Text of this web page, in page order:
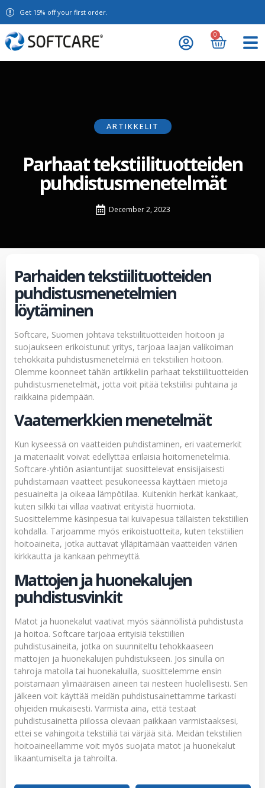
Get 15% off your first order.
0
ARTIKKELIT
Parhaat tekstiilituotteiden
puhdistusmenetelmät
December 2, 2023
Parhaiden tekstiilituotteiden
puhdistusmenetelmien
löytäminen
Softcare, Suomen johtava tekstiilituotteiden hoitoon ja
suojaukseen erikoistunut yritys, tarjoaa laajan valikoiman
tehokkaita puhdistusmenetelmiä eri tekstiilien hoitoon.
Olemme koonneet tähän artikkeliin parhaat tekstiilituotteiden
puhdistusmenetelmät, jotta voit pitää tekstiilisi puhtaina ja
raikkaina pidempään.
Vaatemerkkien menetelmät
Kun kyseessä on vaatteiden puhdistaminen, eri vaatemerkit
ja materiaalit voivat edellyttää erilaisia hoitomenetelmiä.
Softcare-yhtiön asiantuntijat suosittelevat ensisijaisesti
puhdistamaan vaatteet pesukoneessa käyttäen mietoja
pesuaineita ja oikeaa lämpötilaa. Kuitenkin herkät kankaat,
kuten silkki tai villaa vaativat erityistä huomiota.
Suosittelemme käsinpesua tai kuivapesua tällaisten tekstiilien
kohdalla. Tarjoamme myös erikoistuotteita, kuten tekstiilien
hoitoaineita, jotka auttavat ylläpitämään vaatteiden värien
kirkkautta ja kankaan pehmeyttä.
Mattojen ja huonekalujen
puhdistusvinkit
Matot ja huonekalut vaativat myös säännöllistä puhdistusta
ja hoitoa. Softcare tarjoaa erityisiä tekstiilien
puhdistusaineita, jotka on suunniteltu tehokkaaseen
mattojen ja huonekalujen puhdistukseen. Jos sinulla on
tahroja matolla tai huonekaluilla, suosittelemme ensin
poistamaan ylimääräisen aineen tai nesteen huolellisesti. Sen
jälkeen voit käyttää meidän puhdistusainettamme tarkasti
ohjeiden mukaisesti. Varmista aina, että testaat
puhdistusainetta piilossa olevaan paikkaan varmistaaksesi,
ettei se vahingoita tekstiiliä tai värjää sitä. Meidän tekstiilien
hoitoaineellamme voit myös suojata matot ja huonekalut
likaantumiselta ja tahroilta.